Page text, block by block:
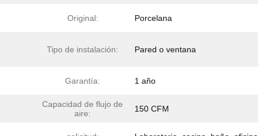
Original: Porcelana
Tipo de instalación: Pared o ventana
Garantía: 1 año
Capacidad de flujo de
aire:
150 CFM